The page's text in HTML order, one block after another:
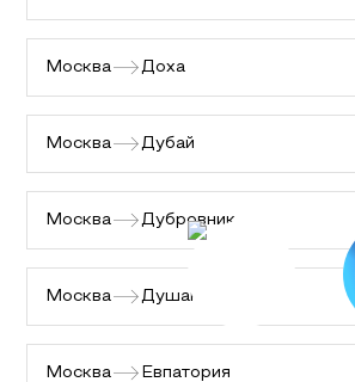
Москва Доха
Москва Дубай
Москва Дубровник
Москва Душанбе
Москва Евпатория